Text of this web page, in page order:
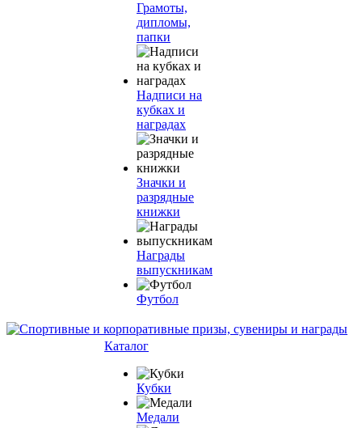
Грамоты,
дипломы,
папки
Надписи на
кубках и
наградах
Значки и
разрядные
книжки
Награды
выпускникам
Футбол
Каталог
Кубки
Медали